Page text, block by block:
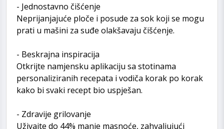
- Jednostavno čišćenje
Neprijanjajuće ploče i posude za sok koji se mogu
prati u mašini za suđe olakšavaju čišćenje.
- Beskrajna inspiracija
Otkrijte namjensku aplikaciju sa stotinama
personaliziranih recepata i vodiča korak po korak
kako bi svaki recept bio uspješan​.
- Zdravije grilovanje
Uživajte do 44% manje masnoće, zahvaljujući